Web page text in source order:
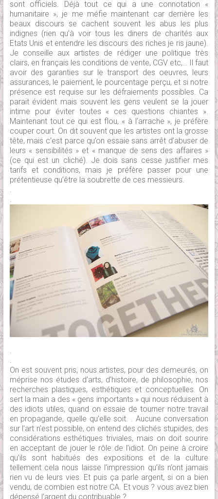
sont officiels. Déjà tout ce qui a une connotation «
humanitaire », je me méfie maintenant car derrière les
beaux discours se cachent souvent les abus les plus
indignes (rien qu’à voir tous les diners de charités aux
Etats Unis et entendre les discours des riches je ris jaune).
Je conseille aux artistes de rédiger une politique très
clairs, en français les conditions de vente, CGV etc,… Il faut
avoir des garanties sur le transport des oeuvres, leurs
assurances, le paiement, le pourcentage perçu, et si notre
présence est requise sur les défraiements possibles. Ca
parait évident mais souvent les gens veulent se la jouer
intime pour éviter toutes « ces questions chiantes ».
Maintenant tout ce qui est flou, « à l’arrache », je préfère
couper court. On dit souvent que les artistes ont la grosse
tête, mais c’est parce qu’on essaie sans arrêt d’abuser de
leurs « sensibilités » et « manque de sens des affaires »
(ce qui est un cliché). Je dois sans cesse justifier mes
tarifs et conditions, mais je préfère passer pour une
prétentieuse qu’être la soubrette de ces messieurs.
.
.
On est souvent pris, nous artistes, pour des demeurés, on
méprise nos études d’arts, d’histoire, de philosophie, nos
recherches plastiques, esthétiques et conceptuelles. On
sert la main a des « gens importants » qui nous réduisent à
des idiots utiles, quand on essaie de tourner notre travail
en propagande, quelle qu’elle soit. . Aucune conversation
sur l’art n’est possible, on entend des clichés stupides, des
considérations esthétiques triviales, mais on doit sourire
en acceptant de jouer le rôle de l’idiot. On peine à croire
qu’ils sont habitués des expositions et de la culture
tellement cela nous laisse l’impression qu’ils n’ont jamais
rien vu de leurs vies. Et puis ça parle argent, si on a bien
vendu, de combien est notre CA. Et vous ? vous avez bien
dépensé l’argent du contribuable ?